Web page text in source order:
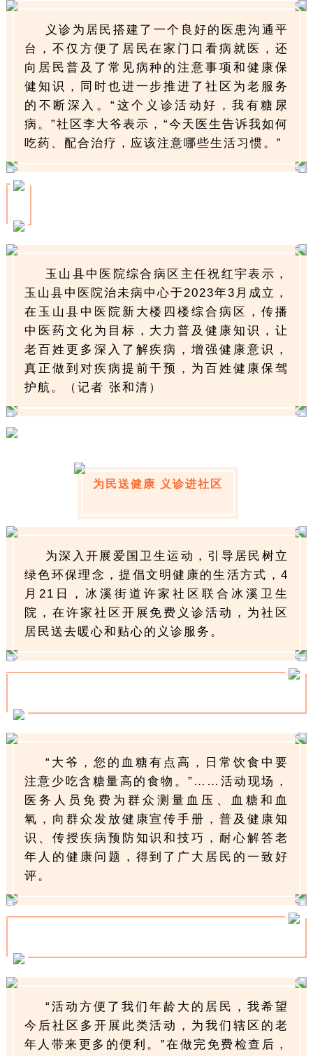
义诊为居民搭建了一个良好的医患沟通平
台，不仅方便了居民在家门口看病就医，还
向居民普及了常见病种的注意事项和健康保
健知识，同时也进一步推进了社区为老服务
的不断深入。“这个义诊活动好，我有糖尿
病。”社区李大爷表示，“今天医生告诉我如何
吃药、配合治疗，应该注意哪些生活习惯。”
玉山县中医院综合病区主任祝红宇表示，
玉山县中医院治未病中心于2023年3月成立，
在玉山县中医院新大楼四楼综合病区，传播
中医药文化为目标，大力普及健康知识，让
老百姓更多深入了解疾病，增强健康意识，
真正做到对疾病提前干预，为百姓健康保驾
护航。（记者 张和清）
为民送健康 义诊进社区
为深入开展爱国卫生运动，引导居民树立
绿色环保理念，提倡文明健康的生活方式，4
月21日，冰溪街道许家社区联合冰溪卫生
院，在许家社区开展免费义诊活动，为社区
居民送去暖心和贴心的义诊服务。
“大爷，您的血糖有点高，日常饮食中要
注意少吃含糖量高的食物。”……活动现场，
医务人员免费为群众测量血压、血糖和血
氧，向群众发放健康宣传手册，普及健康知
识、传授疾病预防知识和技巧，耐心解答老
年人的健康问题，得到了广大居民的一致好
评。
“活动方便了我们年龄大的居民，我希望
今后社区多开展此类活动，为我们辖区的老
年人带来更多的便利。”在做完免费检查后，